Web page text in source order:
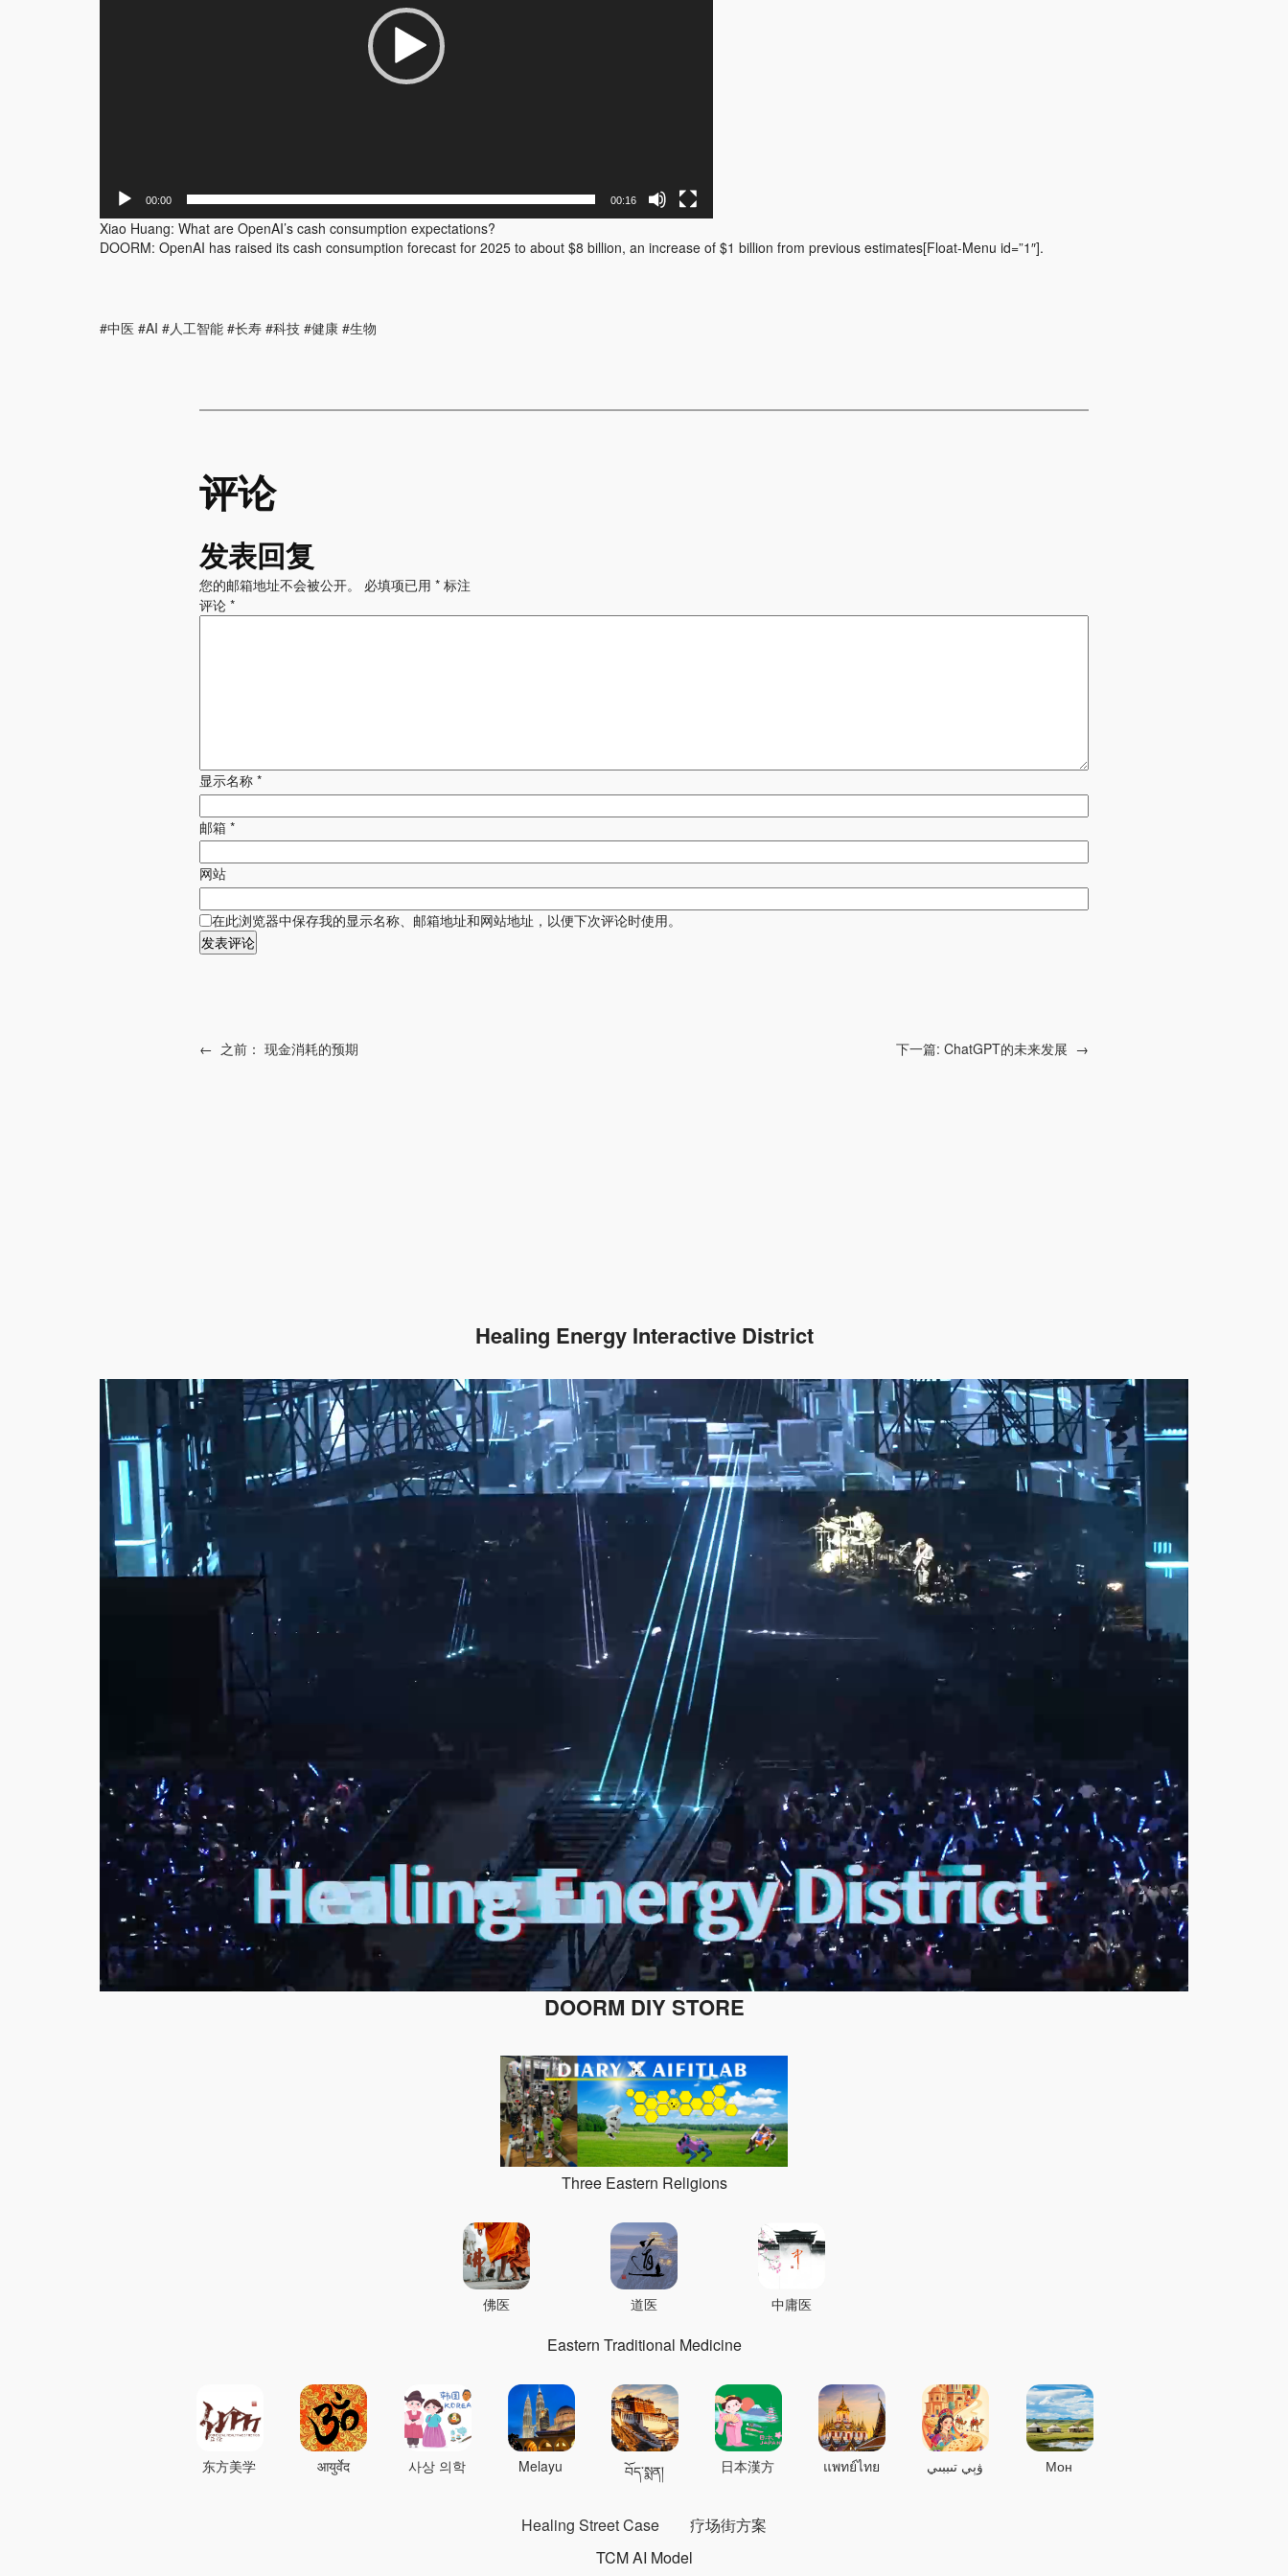
00:00 00:16
Xiao Huang: What are OpenAI’s cash consumption expectations?
DOORM: OpenAI has raised its cash consumption forecast for 2025 to about $8 billion, an increase of $1 billion from previous estimates[Float-Menu id=”1″].
#中医 #AI #人工智能 #长寿 #科技 #健康 #生物
评论
发表回复
您的邮箱地址不会被公开。 必填项已用 * 标注
评论 *
显示名称 *
邮箱 *
网站
在此浏览器中保存我的显示名称、邮箱地址和网站地址，以便下次评论时使用。
← 之前： 现金消耗的预期 下一篇: ChatGPT的未来发展 →
Healing Energy Interactive District
DOORM DIY STORE
Three Eastern Religions
佛医 道医 中庸医
Eastern Traditional Medicine
东方美学 आयुर्वेद 사상 의학 Melayu བོད་སྨན། 日本漢方 แพทย์ไทย ۋېي تىببىي Мон
Healing Street Case
疗场街方案
TCM AI Model